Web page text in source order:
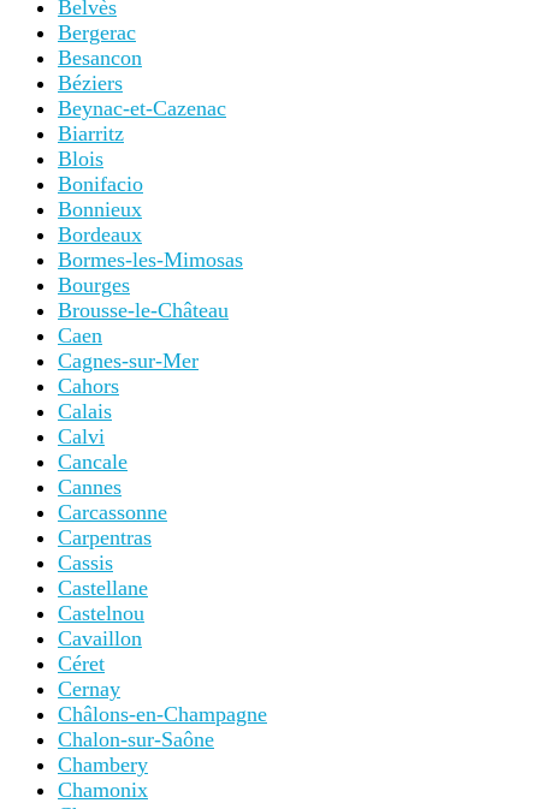
Belvès
Bergerac
Besancon
Béziers
Beynac-et-Cazenac
Biarritz
Blois
Bonifacio
Bonnieux
Bordeaux
Bormes-les-Mimosas
Bourges
Brousse-le-Château
Caen
Cagnes-sur-Mer
Cahors
Calais
Calvi
Cancale
Cannes
Carcassonne
Carpentras
Cassis
Castellane
Castelnou
Cavaillon
Céret
Cernay
Châlons-en-Champagne
Chalon-sur-Saône
Chambery
Chamonix